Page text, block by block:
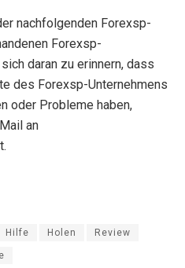
nachfolgenden Forexsp-
Forexsp-
daran zu erinnern, dass
des Forexsp-Unternehmens
oder Probleme haben,
an
Hilfe Holen Review